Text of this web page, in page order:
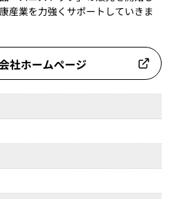
産業を力強くサポートしていきま
社ホームページ